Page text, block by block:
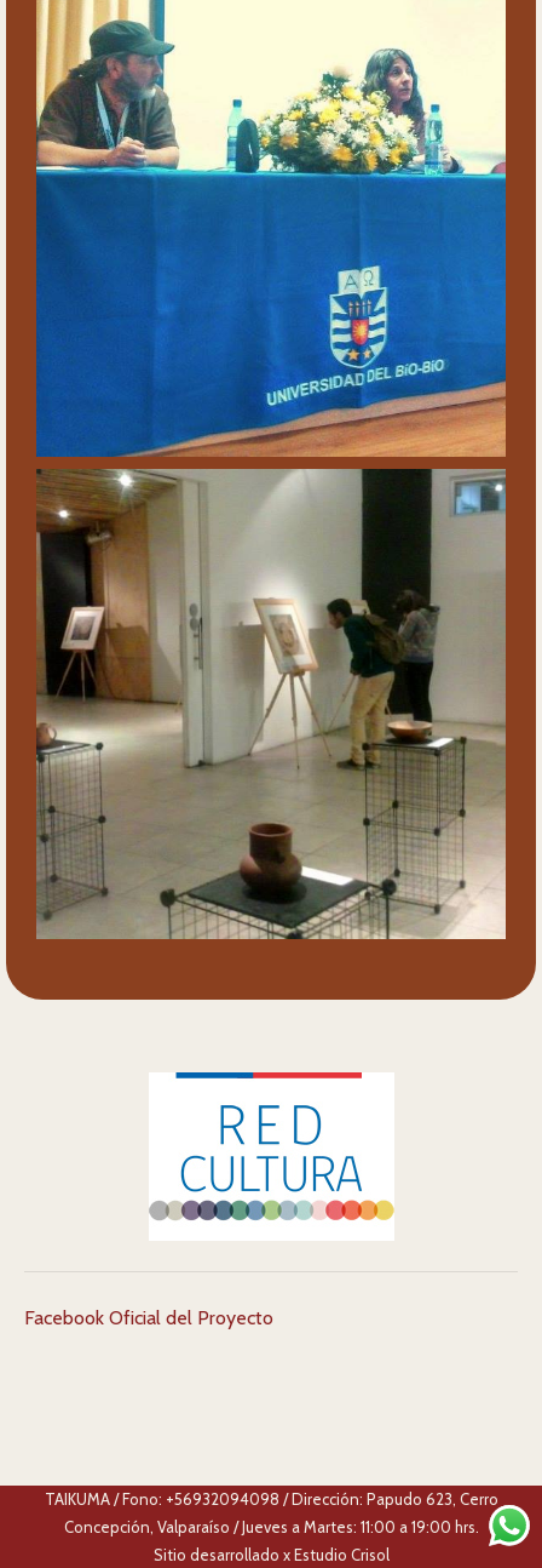
Facebook Oficial del Proyecto
TAIKUMA / Fono: +56932094098 / Dirección: Papudo 623, Cerro
Concepción, Valparaíso / Jueves a Martes: 11:00 a 19:00 hrs.
Sitio desarrollado xEstudio Crisol